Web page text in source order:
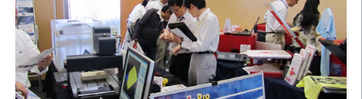
この記事を読む